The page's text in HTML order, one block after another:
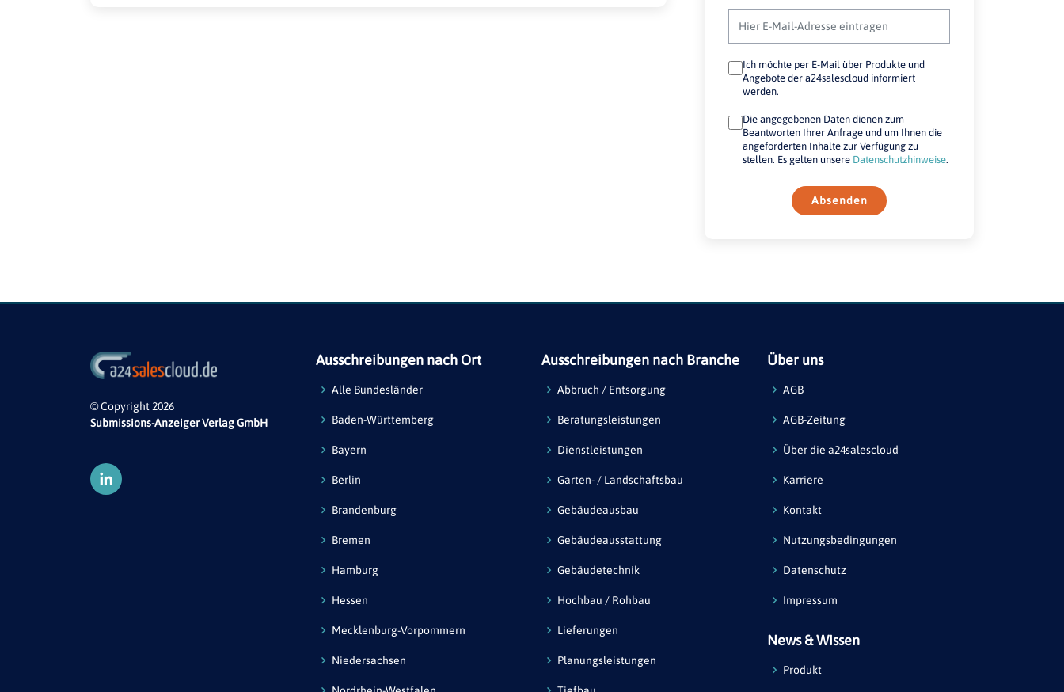
Ich möchte per E-Mail über Produkte und
Angebote der a24salescloud informiert
werden.
Die angegebenen Daten dienen zum
Beantworten Ihrer Anfrage und um Ihnen die
angeforderten Inhalte zur Verfügung zu
stellen. Es gelten unsere Datenschutzhinweise.
Absenden
© Copyright 2026
Submissions-Anzeiger Verlag GmbH
Ausschreibungen nach Ort
Alle Bundesländer
Baden-Württemberg
Bayern
Berlin
Brandenburg
Bremen
Hamburg
Hessen
Mecklenburg-Vorpommern
Niedersachsen
Ausschreibungen nach Branche
Abbruch / Entsorgung
Beratungsleistungen
Dienstleistungen
Garten- / Landschaftsbau
Gebäudeausbau
Gebäudeausstattung
Gebäudetechnik
Hochbau / Rohbau
Lieferungen
Planungsleistungen
Über uns
AGB
AGB-Zeitung
Über die a24salescloud
Karriere
Kontakt
Nutzungsbedingungen
Datenschutz
Impressum
News & Wissen
Produkt